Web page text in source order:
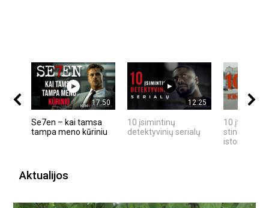
17:50
Se7en – kai tamsa
tampa meno kūriniu
12:25
10 įsimintinų
detektyvinių serialų
10 įtemptų,
stingdančių
istorijų
Aktualijos